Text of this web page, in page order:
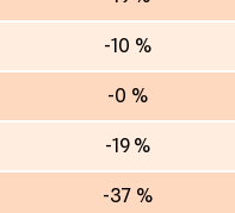
-10 %
-0 %
-19 %
-37 %